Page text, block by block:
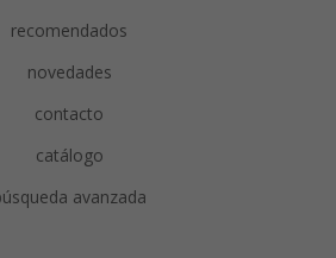
recomendados
novedades
contacto
catálogo
avanzada